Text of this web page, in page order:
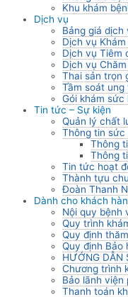
Khu khám
Dịch vụ
Bảng giá dịch
Dịch vụ
Dịch vụ Tiêm
Dịch vụ
Thai sản trọn
Tầm soát ung
Gói khám sức
Tin tức – Sự kiện
Quản lý chất
Thông tin sức
Thông
Thông
Tin tức hoạt
Thành tựu
Đoàn Thanh
Dành cho khách
Nội quy bệnh
Quy trình
Quy định
Quy định Bảo
HƯỚNG DẪN
Chương trình
Bảo lãnh viện
Thanh toán